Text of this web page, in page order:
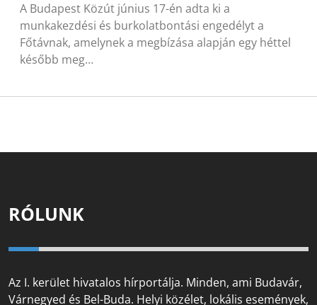
A Budapest Közút június 17-én adta ki a
munkakezdési és burkolatbontási engedélyt a
Főtávnak, amelynek a megbízása alapján egy héttel
később meg…
RÓLUNK
Az I. kerület hivatalos hírportálja. Minden, ami Budavár,
Várnegyed és Bel-Buda. Helyi közélet, lokális események,